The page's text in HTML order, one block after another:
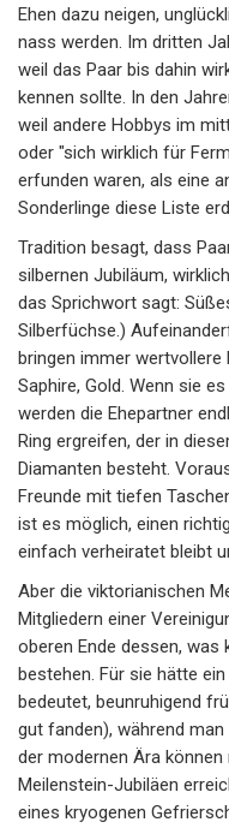
Ehen dazu neigen,
nass werden. Im dritten
weil das Paar bis dahin
kennen sollte. In den
weil andere Hobbys im
oder "sich wirklich für
erfunden waren, als eine
Sonderlinge diese Liste
Tradition besagt, dass
silbernen Jubiläum,
das Sprichwort sagt:
Silberfüchse.)
bringen immer wertvollere
Saphire, Gold. Wenn sie
werden die Ehepartner
Ring ergreifen, der in
Diamanten besteht.
Freunde mit tiefen
ist es möglich, einen
einfach verheiratet bleibt
Aber die viktorianischen
Mitgliedern einer
oberen Ende dessen,
bestehen. Für sie hätte
bedeutet, beunruhigend
gut fanden), während
der modernen Ära
Meilenstein-Jubiläen
eines kryogenen